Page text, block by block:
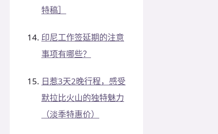
特稿］
印尼工作签延期的注意
事项有哪些？
日惹3天2晚行程，感受
默拉比火山的独特魅力
（淡季特惠价）